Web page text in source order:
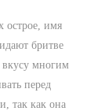
острое, имя
бритве
вкусу многим
перед
так как она